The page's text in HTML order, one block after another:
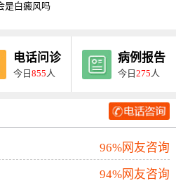
是白癜风吗
电话问诊
今日855 人
病例报告
今日275 人
96%网友咨询
94%网友咨询